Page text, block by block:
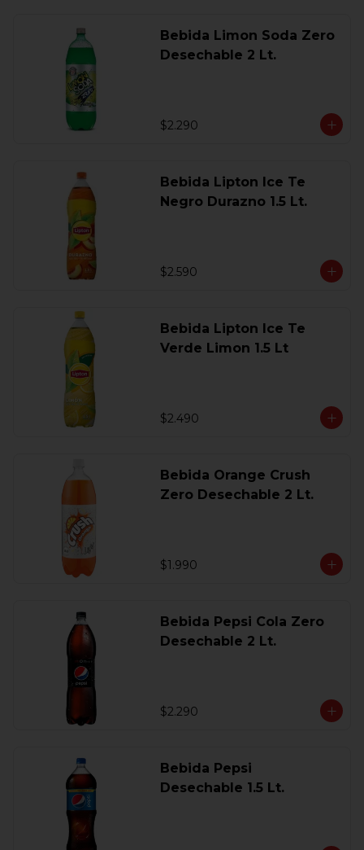
Bebida Limon Soda Zero
Desechable 2 Lt.
$2.290
Bebida Lipton Ice Te
Negro Durazno 1.5 Lt.
$2.590
Bebida Lipton Ice Te
Verde Limon 1.5 Lt
$2.490
Bebida Orange Crush
Zero Desechable 2 Lt.
$1.990
Bebida Pepsi Cola Zero
Desechable 2 Lt.
$2.290
Bebida Pepsi
Desechable 1.5 Lt.